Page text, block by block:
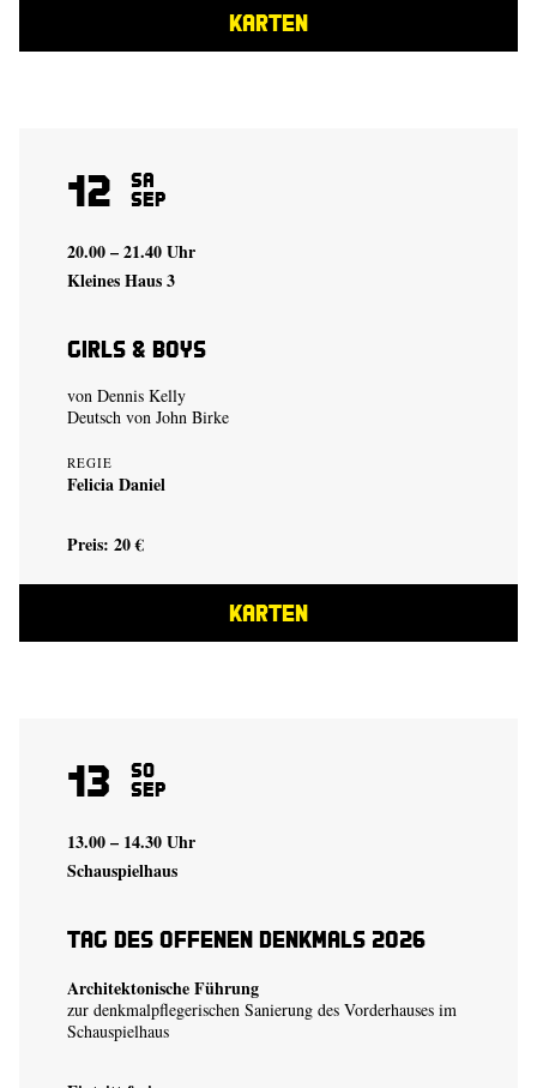
KARTEN
12 Sa
Sep
20.00 – 21.40 Uhr
Kleines Haus 3
Girls & Boys
von Dennis Kelly
Deutsch von John Birke
REGIE
Felicia Daniel
Preis: 20 €
KARTEN
13 So
Sep
13.00 – 14.30 Uhr
Schauspielhaus
Tag des offenen Denkmals 2026
Architektonische Führung
zur denkmalpflegerischen Sanierung des Vorderhauses im
Schauspielhaus